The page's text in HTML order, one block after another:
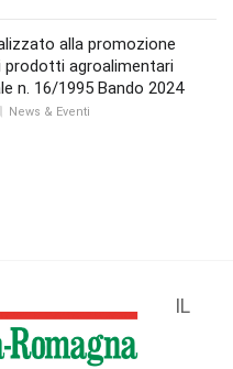
alla promozione
prodotti agroalimentari
n. 16/1995 Bando 2024
News & Eventi
IL